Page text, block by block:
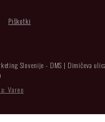
Piškotki
Slovenije - DMS | Dimičeva
Vareo